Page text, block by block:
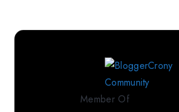
Member Of